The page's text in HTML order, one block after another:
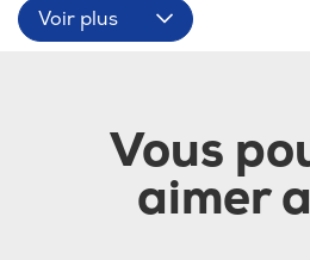
Voir plus
Vous
aimer